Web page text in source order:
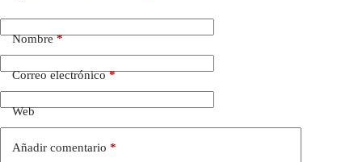
Nombre*
Correo electrónico*
Web
Añadir comentario *